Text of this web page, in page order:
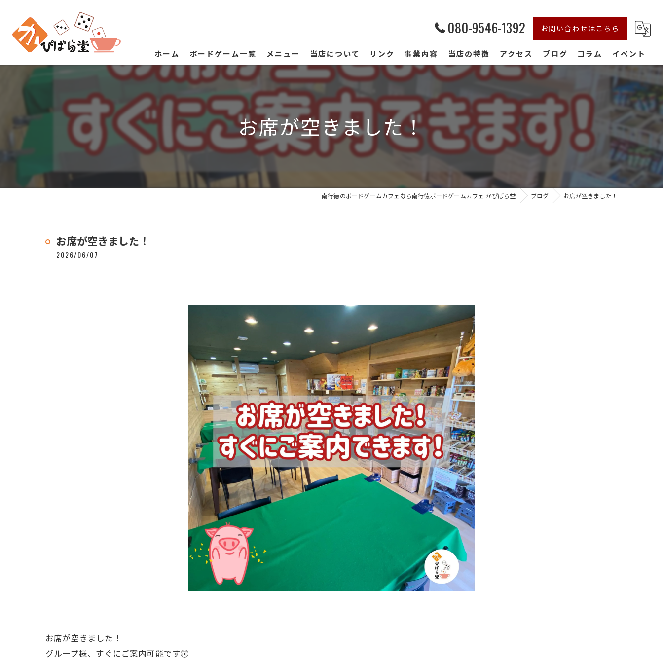
080-9546-1392 お問い合わせはこちら
ホーム ボードゲーム一覧 メニュー 当店について リンク 事業内容 当店の特徴
おしゃれ
デート
家族連れ
貸切
アクセス ブログ コラム イベント
お席が空きました！
南行徳のボードゲームカフェなら南行徳ボードゲームカフェ かぴばら堂 ブログ お席が空きました！
お席が空きました！
2026/06/07
お席が空きました！
グループ様、すぐにご案内可能です🉑